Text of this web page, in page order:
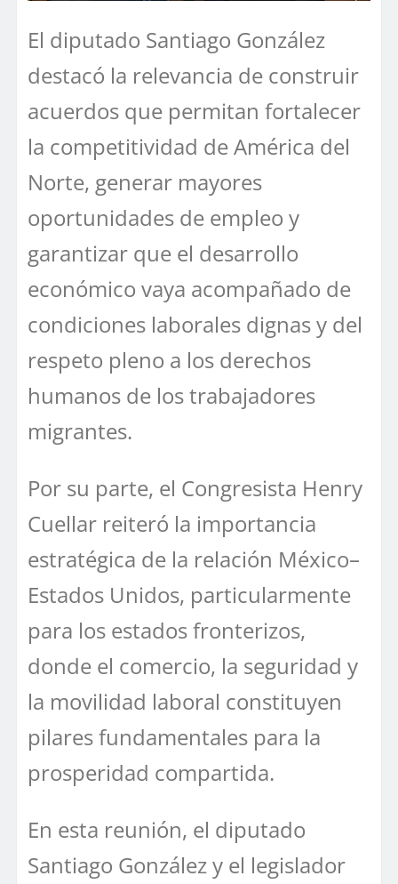
El diputado Santiago González
destacó la relevancia de construir
acuerdos que permitan fortalecer
la competitividad de América del
Norte, generar mayores
oportunidades de empleo y
garantizar que el desarrollo
económico vaya acompañado de
condiciones laborales dignas y del
respeto pleno a los derechos
humanos de los trabajadores
migrantes.
Por su parte, el Congresista Henry
Cuellar reiteró la importancia
estratégica de la relación México–
Estados Unidos, particularmente
para los estados fronterizos,
donde el comercio, la seguridad y
la movilidad laboral constituyen
pilares fundamentales para la
prosperidad compartida.
En esta reunión, el diputado
Santiago González y el legislador